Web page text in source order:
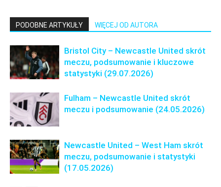
PODOBNE ARTYKUŁY WIĘCEJ OD AUTORA
Bristol City – Newcastle United skrót
meczu, podsumowanie i kluczowe
statystyki (29.07.2026)
Fulham – Newcastle United skrót
meczu i podsumowanie (24.05.2026)
Newcastle United – West Ham skrót
meczu, podsumowanie i statystyki
(17.05.2026)